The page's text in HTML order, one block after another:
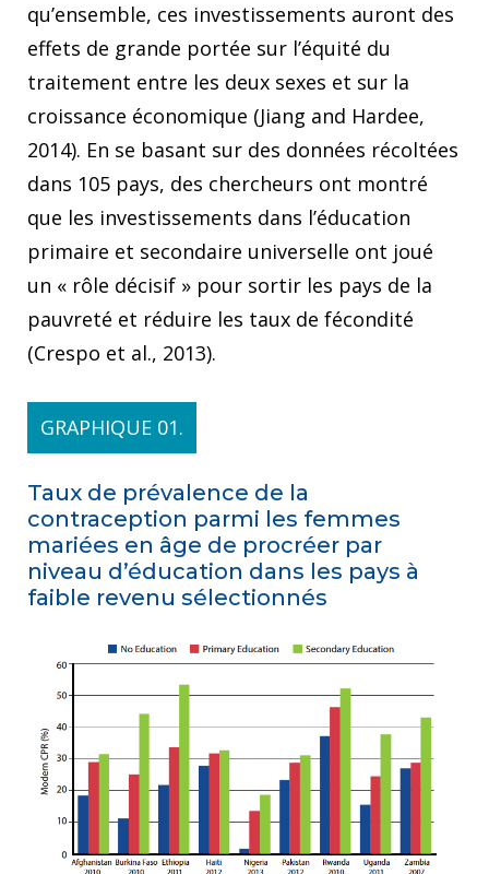
qu’ensemble, ces investissements auront des
effets de grande portée sur l’équité du
traitement entre les deux sexes et sur la
croissance économique (Jiang and Hardee,
2014). En se basant sur des données récoltées
dans 105 pays, des chercheurs ont montré
que les investissements dans l’éducation
primaire et secondaire universelle ont joué
un « rôle décisif » pour sortir les pays de la
pauvreté et réduire les taux de fécondité
(Crespo et al., 2013).
GRAPHIQUE 01.
Taux de prévalence de la
contraception parmi les femmes
mariées en âge de procréer par
niveau d’éducation dans les pays à
faible revenu sélectionnés